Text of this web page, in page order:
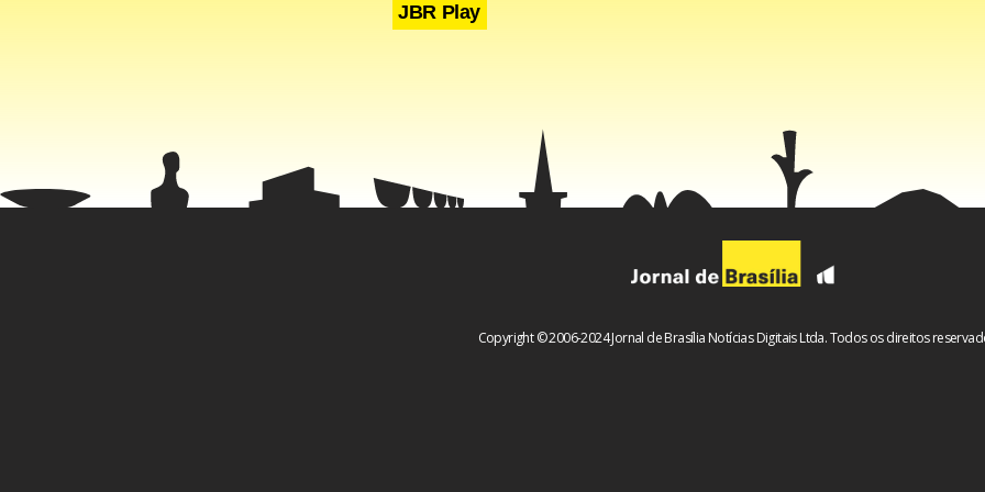
JBR Play
Copyright © 2006-2024 Jornal de Brasília Notícias Digitais Ltda. Todos os direitos